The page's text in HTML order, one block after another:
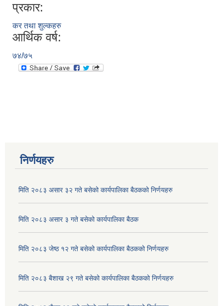
प्रकार:
कर तथा शुल्कहरु
आर्थिक वर्ष:
७४/७५
निर्णयहरु
मिति २०८३ असार ३२ गते बसेको कार्यपालिका बैठकको निर्णयहरु
मिति २०८३ असार ३ गते बसेको कार्यपालिका बैठक
मिति २०८३ जेष्ठ १२ गते बसेको कार्यपालिका बैठकको निर्णयहरु
मिति २०८३ बैशाख २९ गते बसेको कार्यपालिका बैठकको निर्णयहरु